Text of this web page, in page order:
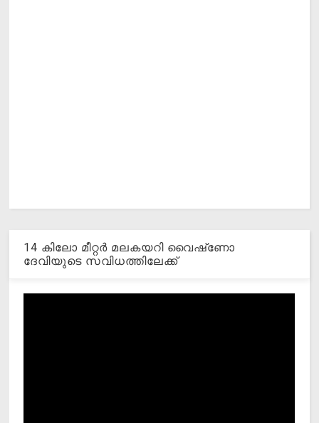
14 കിലോ മീറ്റര്‍ മലകയറി വൈഷ്‌ണോ
ദേവിയുടെ സവിധത്തിലേക്ക്